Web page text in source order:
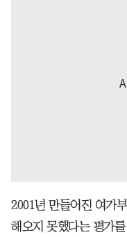
2001년 만들어진 여가
해오지 못했다는 평가